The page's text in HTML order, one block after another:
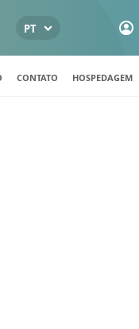
PT
CONTATO HOSPEDAGEM